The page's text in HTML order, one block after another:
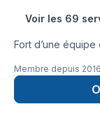
Voir les 69
Fort d’une
exigences. Notre
en milieu de
votre espace
Membre depuis 2016